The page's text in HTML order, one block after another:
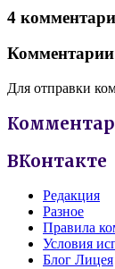
4
Комментарии
Для отправки
ВКонтакте
Редакция
Разное
Правила
Условия
Блог Лицея